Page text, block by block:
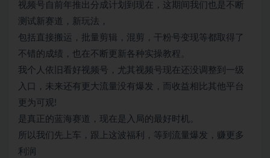
视频号自前年推出分成计划到现在，这期间我们也是不断
测试新赛道，新玩法，
包括直接搬运，批量剪辑，混剪，干粉号变现等都取得了
不错的成绩，也在不断更新各种实操教程。
我个人依旧看好视频号，尤其视频号现在还没调整到一级
入口，未来还有更大流量没有爆发，而收益相比其他平台
更为可观!
是真正的蓝海赛道，现在是入局的最好时机。
所以我们先上车，跟上这波福利，等到流量爆发，赚更多
利润